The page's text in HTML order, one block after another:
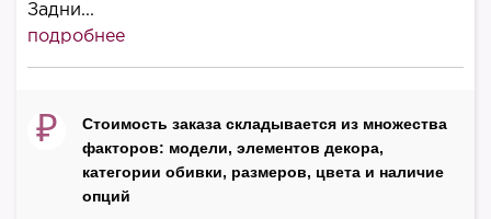
470
Высота сиденья, мм
Производитель
Стелла
Страна
Задни...
подробнее
₽
Стоимость заказа складывается из множества
факторов: модели, элементов декора,
категории обивки, размеров, цвета и наличие
опций